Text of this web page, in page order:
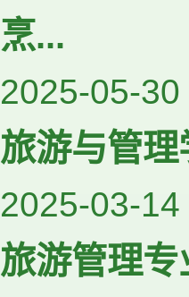
烹...
2025-05-30
旅游与管
2025-03-14
旅游管理专